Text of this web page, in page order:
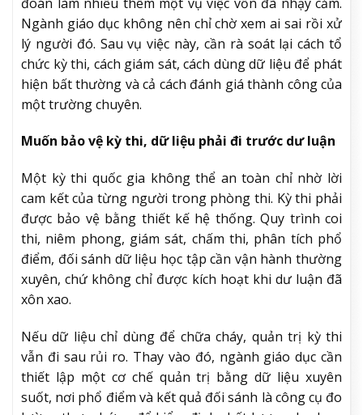
Ngành giáo dục không nên chỉ chờ xem ai sai rồi xử
lý người đó. Sau vụ việc này, cần rà soát lại cách tổ
chức kỳ thi, cách giám sát, cách dùng dữ liệu để phát
hiện bất thường và cả cách đánh giá thành công của
một trường chuyên.
Muốn bảo vệ kỳ thi, dữ liệu phải đi trước dư luận
Một kỳ thi quốc gia không thể an toàn chỉ nhờ lời
cam kết của từng người trong phòng thi. Kỳ thi phải
được bảo vệ bằng thiết kế hệ thống. Quy trình coi
thi, niêm phong, giám sát, chấm thi, phân tích phổ
điểm, đối sánh dữ liệu học tập cần vận hành thường
xuyên, chứ không chỉ được kích hoạt khi dư luận đã
xôn xao.
Nếu dữ liệu chỉ dùng để chữa cháy, quản trị kỳ thi
vẫn đi sau rủi ro. Thay vào đó, ngành giáo dục cần
thiết lập một cơ chế quản trị bằng dữ liệu xuyên
suốt, nơi phổ điểm và kết quả đối sánh là công cụ đo